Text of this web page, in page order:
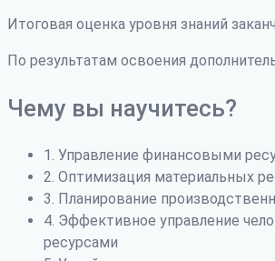
Итоговая оценка уровня знаний
По результатам освоения
Чему вы научитесь?
1. Управление финансовыми
2. Оптимизация материальных
3. Планирование
4. Эффективное управление
ресурсами